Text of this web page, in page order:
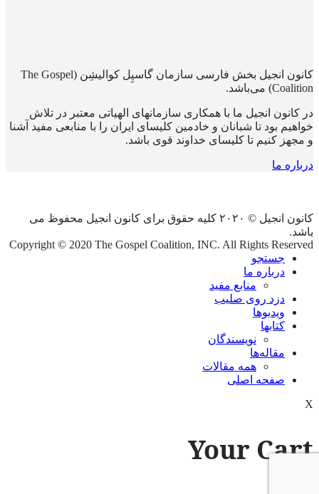
کانون انجیل بخش فارسی سازمان گاسپِل کوالیشِن (The Gospel
Coalition) می‌باشد.
در کانون انجیل ما با همکاری سازمانهای الهیاتی معتبر در تلاش
خواهیم بود تا شبانان و خادمین کلیسای ایران را با منابعی مفید آشنا
و مجهز کنیم تا کلیسای خداوند قوی باشد.
درباره ما
کانون انجیل © ۲۰۲۰ کلیه حقوق برای کانون انجیل محفوظ می
باشد.
Copyright © 2020 The Gospel Coalition, INC. All Rights Reserved
جستجو
درباره ما
منابع مفید
دزد روی صلیب
ویدیوها
کتابها
نویسندگان
مقاله‌ها
همه مقالات
صفحه اصلی
X
Your Cart